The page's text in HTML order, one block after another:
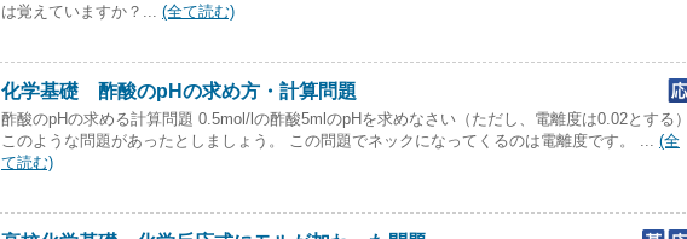
は覚えていますか？... (全て読む)
化学基礎 酢酸のpHの求め方・計算問題
酢酸のpHの求める計算問題 0.5mol/lの酢酸5mlのpHを求めなさい（ただし、電離度は0.02とする）
このような問題があったとしましょう。 この問題でネックになってくるのは電離度です。 ... (全
て読む)